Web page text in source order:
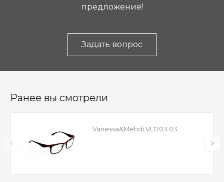
предложение!
Задать вопрос
Ранее вы смотрели
Vanessa&Mehdi VL1703 03